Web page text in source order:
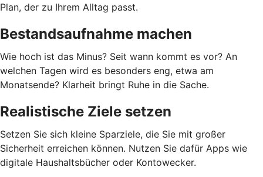
Plan, der zu Ihrem Alltag passt.
Bestandsaufnahme machen
Wie hoch ist das Minus? Seit wann kommt es vor? An
welchen Tagen wird es besonders eng, etwa am
Monatsende? Klarheit bringt Ruhe in die Sache.
Realistische Ziele setzen
Setzen Sie sich kleine Sparziele, die Sie mit großer
Sicherheit erreichen können. Nutzen Sie dafür Apps wie
digitale Haushaltsbücher oder Kontowecker.